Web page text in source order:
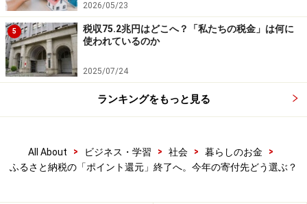
を応援する気持ちを忘れずに、お得にふるさと納税を楽
しみましょう。
＜関連リンク＞
2025年10月にふるさと納税「ポイント付与」禁止。どん
なサイトに影響がある？
※記事内容は執筆時点のものです。最新の内容をご確認くださ
2026/05/23
5
税収75.2兆円はどこへ？「私たちの税金」は何に
使われているのか
2025/07/24
ランキングをもっと見る
All About > ビジネス・学習 > 社会 > 暮らしのお金
>
ふるさと納税の「ポイント還元」終了へ。今年の寄付先どう選ぶ？